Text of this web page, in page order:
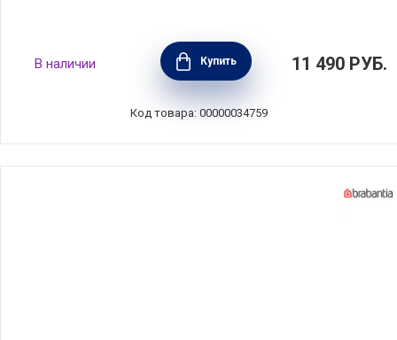
Набор для завтрака и обеда Make & Take,
тёмно-серый, пластик, Brabantia, 206740
В наличии Купить 11 490 РУБ.
Код товара: 00000034759